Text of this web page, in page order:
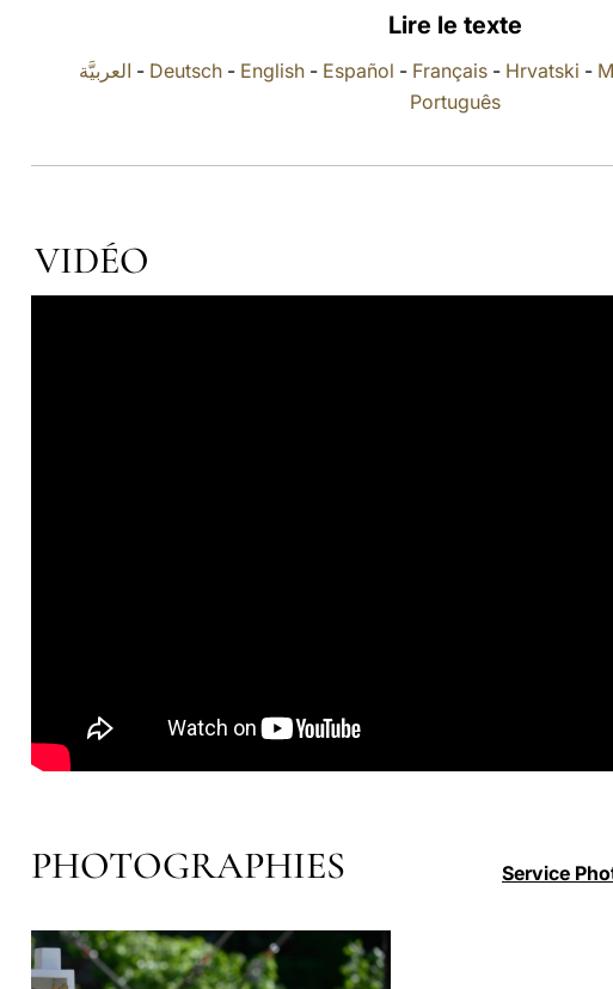
Lire le texte
العربيَّة - Deutsch- English- Español - Français- Hrvatski -
Português
VIDÉO
PHOTOGRAPHIES Service